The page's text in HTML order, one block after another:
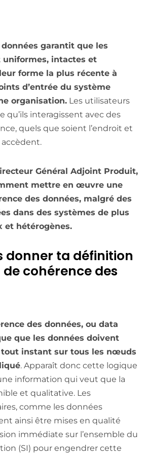
garantit que les
intactes et
forme la plus récente à
d’entrée du système
organisation. Les utilisateurs
qu’ils interagissent avec des
quels que soient l’endroit et
Général Adjoint Produit,
mettre en œuvre une
des données, malgré des
dans des systèmes de plus
et hétérogènes.
donner ta définition
cohérence des
des données, ou data
que les données doivent
tout instant sur tous les nœuds
. Apparaît donc cette logique
information qui veut que la
et qualitative. Les
comme les données
ainsi être mises en qualité
immédiate sur l’ensemble du
(SI) pour engendrer cette